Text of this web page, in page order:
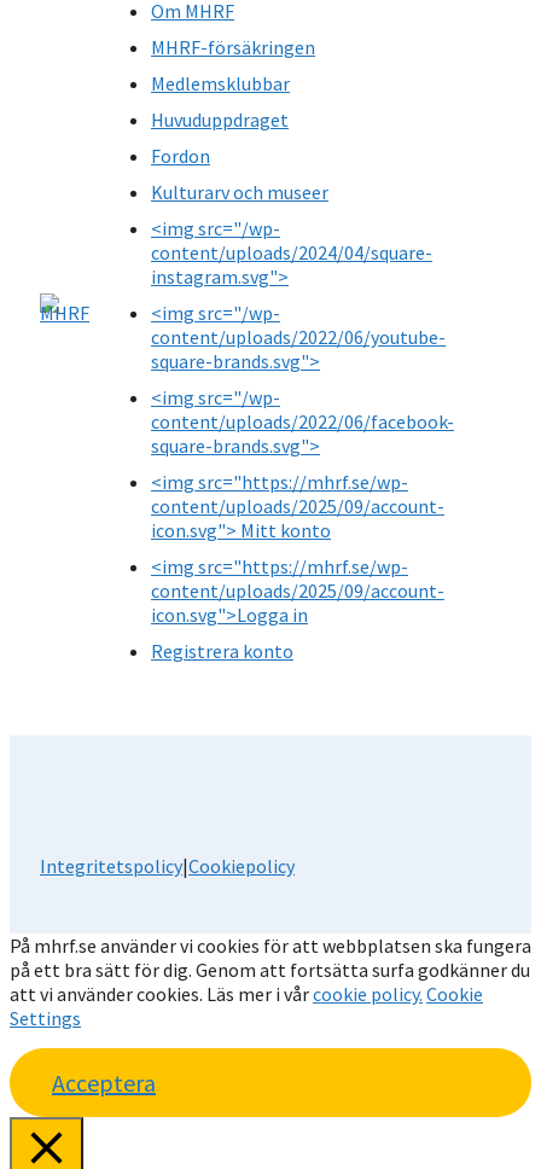
Om MHRF
MHRF-försäkringen
Medlemsklubbar
Huvuduppdraget
Fordon
Kulturarv och museer
<img src="/wp-
content/uploads/2024/04/square-
instagram.svg">
<img src="/wp-
content/uploads/2022/06/youtube-
square-brands.svg">
<img src="/wp-
content/uploads/2022/06/facebook-
square-brands.svg">
<img src="https://mhrf.se/wp-
content/uploads/2025/09/account-
icon.svg"> Mitt konto
<img src="https://mhrf.se/wp-
content/uploads/2025/09/account-
icon.svg">Logga in
Registrera konto
Integritetspolicy|Cookiepolicy
På mhrf.se använder vi cookies för att webbplatsen ska fungera
på ett bra sätt för dig. Genom att fortsätta surfa godkänner du
att vi använder cookies. Läs mer i vårcookie policy. Cookie
Settings
Acceptera